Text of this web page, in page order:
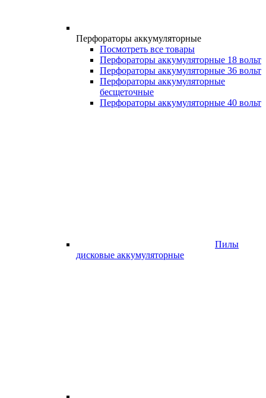
Перфораторы аккумуляторные
Посмотреть все товары
Перфораторы аккумуляторные 18 вольт
Перфораторы аккумуляторные 36 вольт
Перфораторы аккумуляторные
бесщеточные
Перфораторы аккумуляторные 40 вольт
Пилы
дисковые аккумуляторные